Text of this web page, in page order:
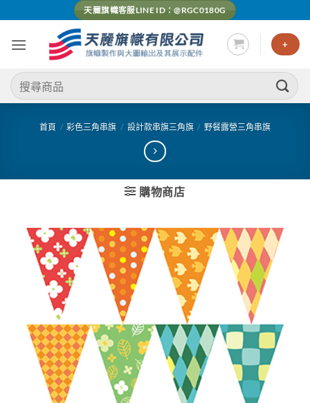
content
天麗旗幟客服LINE ID：@RGC0180G
+
搜
尋
首頁 / 彩色三角串旗 / 設計款串旗三角旗 / 野餐露營三角串旗
購物商店